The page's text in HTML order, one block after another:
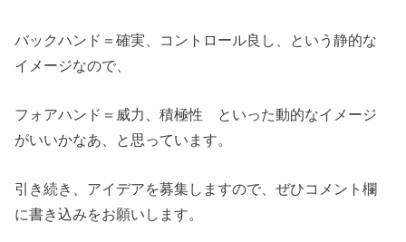
バックハンド＝確実、コントロール良し、という静的な
イメージなので、
フォアハンド＝威力、積極性 といった動的なイメージ
がいいかなあ、と思っています。
引き続き、アイデアを募集しますので、ぜひコメント欄
に書き込みをお願いします。